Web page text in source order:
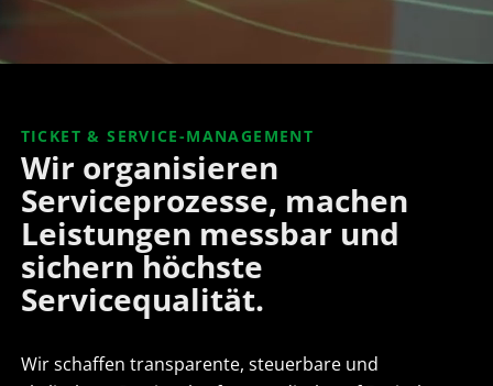
TICKET & SERVICE-MANAGEMENT
Wir organisieren
Serviceprozesse, machen
Leistungen messbar und
sichern höchste
Servicequalität.
Wir schaffen transparente, steuerbare und